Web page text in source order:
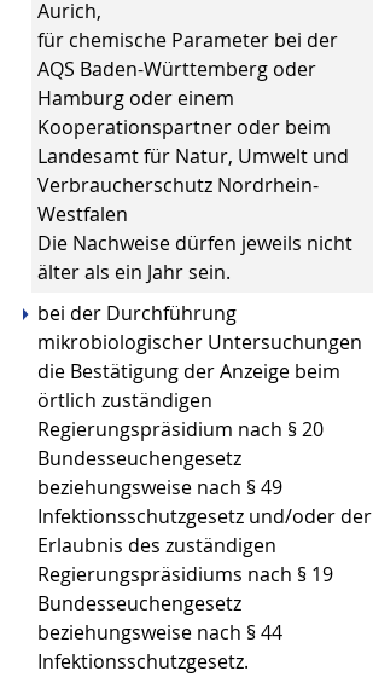
Aurich,
für chemische Parameter bei der
AQS Baden-Württemberg oder
Hamburg oder einem
Kooperationspartner oder beim
Landesamt für Natur, Umwelt und
Verbraucherschutz Nordrhein-
Westfalen
Die Nachweise dürfen jeweils nicht
älter als ein Jahr sein.
bei der Durchführung
mikrobiologischer Untersuchungen
die Bestätigung der Anzeige beim
örtlich zuständigen
Regierungspräsidium nach § 20
Bundesseuchengesetz
beziehungsweise nach § 49
Infektionsschutzgesetz und/oder der
Erlaubnis des zuständigen
Regierungspräsidiums nach § 19
Bundesseuchengesetz
beziehungsweise nach § 44
Infektionsschutzgesetz.